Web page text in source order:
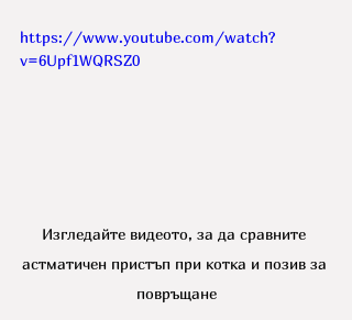
https://www.youtube.com/watch?
v=6Upf1WQRSZ0
Изгледайте видеото, за да сравните
астматичен пристъп при котка и позив за
повръщане